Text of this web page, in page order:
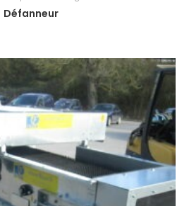
Défanneur